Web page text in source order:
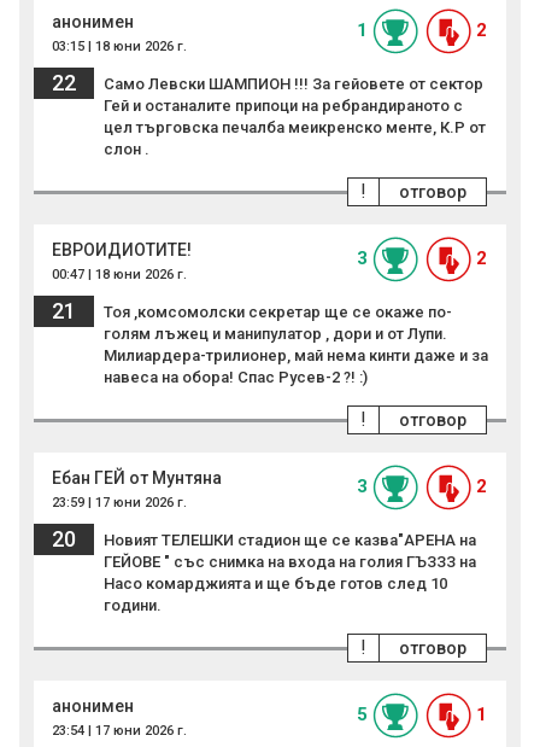
анонимен
03:15 | 18 юни 2026 г.
1 2
22
Само Левски ШАМПИОН !!! За гейовете от сектор
Гей и останалите припоци на ребрандираното с
цел търговска печалба меикренско менте, К.Р от
слон .
отговор
!
ЕВРОИДИОТИТЕ!
00:47 | 18 юни 2026 г.
3 2
21
Тоя ,комсомолски секретар ще се окаже по-
голям лъжец и манипулатор , дори и от Лупи.
Милиардера-трилионер, май нема кинти даже и за
навеса на обора! Спас Русев-2 ?! :)
отговор
!
Ебан ГЕЙ от Мунтяна
23:59 | 17 юни 2026 г.
3 2
20
Новият ТЕЛЕШКИ стадион ще се казва"АРЕНА на
ГЕЙОВЕ " със снимка на входа на голия ГЪЗЗЗ на
Насо комарджията и ще бъде готов след 10
години.
отговор
!
анонимен
23:54 | 17 юни 2026 г.
5 1